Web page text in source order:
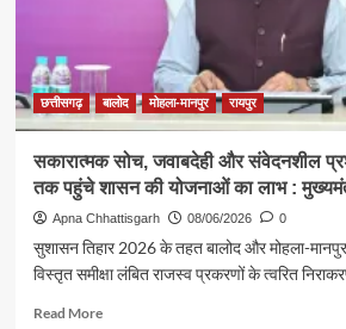
छत्तीसगढ़ बालोद मोहला-मानपुर रायपुर
सकारात्मक सोच, जवाबदेही और संवेदनशील
तक पहुंचे शासन की योजनाओं का लाभ :
Apna Chhattisgarh 08/06/2026 0
सुशासन तिहार 2026 के तहत बालोद और मोहला-
विस्तृत समीक्षा लंबित राजस्व प्रकरणों के त्वरित
Read MoreRead